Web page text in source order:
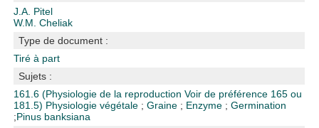
J.A. Pitel
W.M. Cheliak
Type de document :
Tiré à part
Sujets :
161.6 (Physiologie de la reproduction Voir de préférence 165 ou
181.5) Physiologie végétale ;Graine ; Enzyme ;Germination
;Pinus banksiana